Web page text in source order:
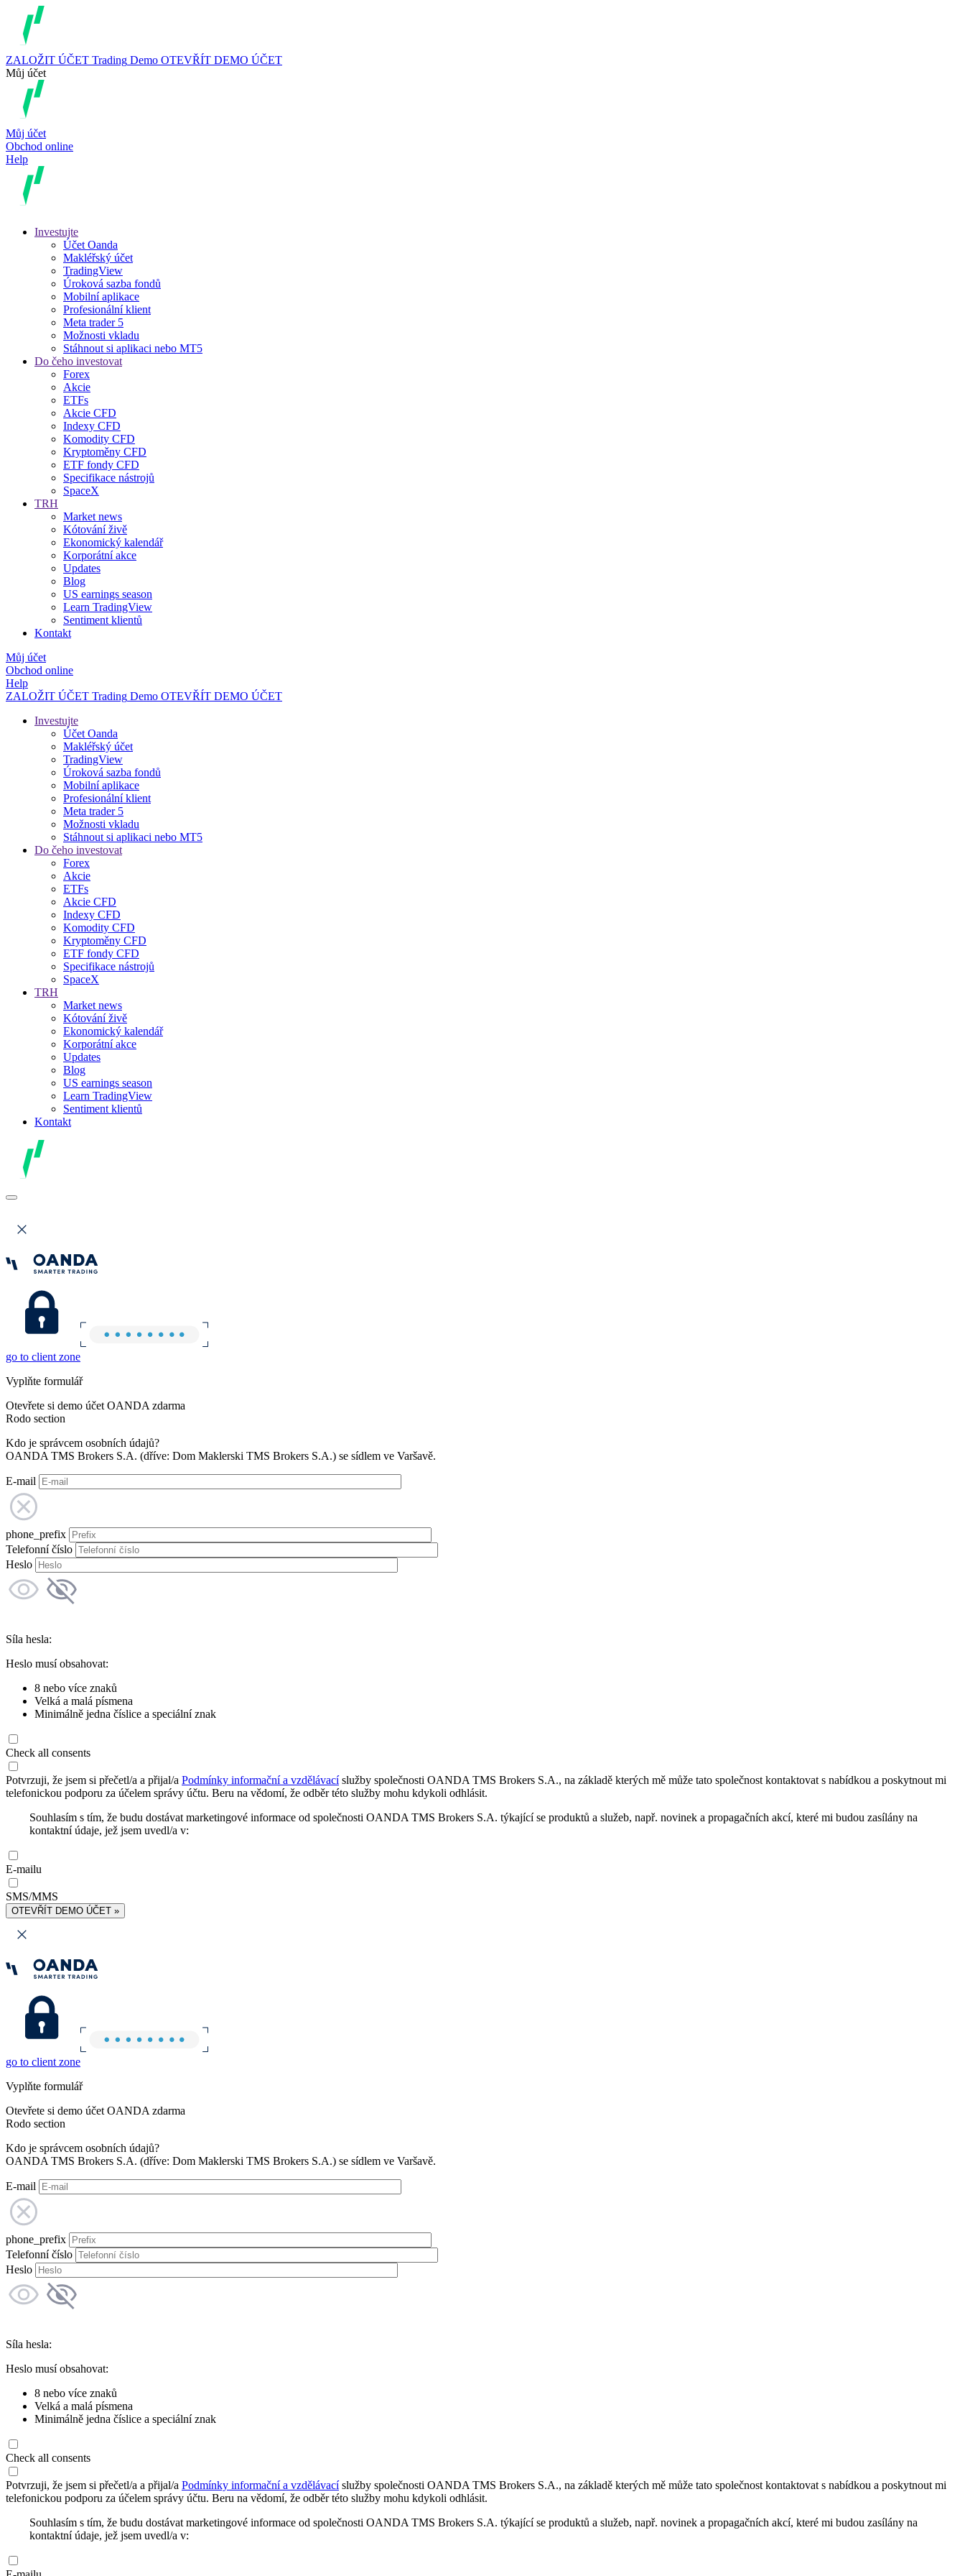
ZALOŽIT ÚČET Trading Demo OTEVŘÍT DEMO ÚČET
Můj účet
Můj účet
Obchod online
Help
Investujte
Účet Oanda
Makléřský účet
TradingView
Úroková sazba fondů
Mobilní aplikace
Profesionální klient
Meta trader 5
Možnosti vkladu
Stáhnout si aplikaci nebo MT5
Do čeho investovat
Forex
Akcie
ETFs
Akcie CFD
Indexy CFD
Komodity CFD
Kryptoměny CFD
ETF fondy CFD
Specifikace nástrojů
SpaceX
TRH
Market news
Kótování živě
Ekonomický kalendář
Korporátní akce
Updates
Blog
US earnings season
Learn TradingView
Sentiment klientů
Kontakt
Můj účet
Obchod online
Help
ZALOŽIT ÚČET Trading Demo OTEVŘÍT DEMO ÚČET
Investujte
Účet Oanda
Makléřský účet
TradingView
Úroková sazba fondů
Mobilní aplikace
Profesionální klient
Meta trader 5
Možnosti vkladu
Stáhnout si aplikaci nebo MT5
Do čeho investovat
Forex
Akcie
ETFs
Akcie CFD
Indexy CFD
Komodity CFD
Kryptoměny CFD
ETF fondy CFD
Specifikace nástrojů
SpaceX
TRH
Market news
Kótování živě
Ekonomický kalendář
Korporátní akce
Updates
Blog
US earnings season
Learn TradingView
Sentiment klientů
Kontakt
go to client zone
Vyplňte formulář
Otevřete si demo účet OANDA zdarma
Rodo section
Kdo je správcem osobních údajů?
OANDA TMS Brokers S.A. (dříve: Dom Maklerski TMS Brokers S.A.) se sídlem ve Varšavě.
E-mail
phone_prefix
Telefonní číslo
Heslo
Síla hesla:
Heslo musí obsahovat:
8 nebo více znaků
Velká a malá písmena
Minimálně jedna číslice a speciální znak
Check all consents
Potvrzuji, že jsem si přečetl/a a přijal/a Podmínky informační a vzdělávacíslužby společnosti OANDA TMS Brokers S.A., na základě kterých mě může tato společnost kontaktovat s nabídkou a poskytnout mi
telefonickou podporu za účelem správy účtu. Beru na vědomí, že odběr této služby mohu kdykoli odhlásit.
Souhlasím s tím, že budu dostávat marketingové informace od společnosti OANDA TMS Brokers S.A. týkající se produktů a služeb, např. novinek a propagačních akcí, které mi budou zasílány na
kontaktní údaje, jež jsem uvedl/a v:
E-mailu
SMS/MMS
OTEVŘÍT DEMO ÚČET »
go to client zone
Vyplňte formulář
Otevřete si demo účet OANDA zdarma
Rodo section
Kdo je správcem osobních údajů?
OANDA TMS Brokers S.A. (dříve: Dom Maklerski TMS Brokers S.A.) se sídlem ve Varšavě.
E-mail
phone_prefix
Telefonní číslo
Heslo
Síla hesla:
Heslo musí obsahovat:
8 nebo více znaků
Velká a malá písmena
Minimálně jedna číslice a speciální znak
Check all consents
Potvrzuji, že jsem si přečetl/a a přijal/a Podmínky informační a vzdělávacíslužby společnosti OANDA TMS Brokers S.A., na základě kterých mě může tato společnost kontaktovat s nabídkou a poskytnout mi
telefonickou podporu za účelem správy účtu. Beru na vědomí, že odběr této služby mohu kdykoli odhlásit.
Souhlasím s tím, že budu dostávat marketingové informace od společnosti OANDA TMS Brokers S.A. týkající se produktů a služeb, např. novinek a propagačních akcí, které mi budou zasílány na
kontaktní údaje, jež jsem uvedl/a v: